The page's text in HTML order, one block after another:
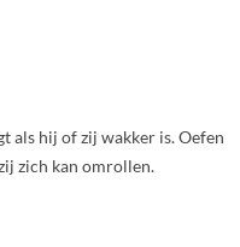
als hij of zij wakker is. Oefen
zich kan omrollen.